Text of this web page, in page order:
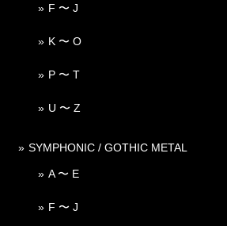
F 〜 J
K 〜 O
P 〜 T
U 〜 Z
SYMPHONIC / GOTHIC METAL
A 〜 E
F 〜 J